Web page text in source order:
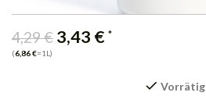
4,29€ 3,43 € *
(6,86€=1L)
Vorrätig